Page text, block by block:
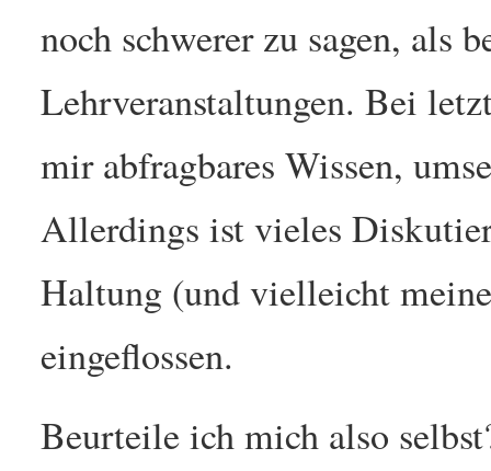
noch schwerer zu sagen, als
Lehrveranstaltungen. Bei
mir abfragbares Wissen,
Allerdings ist vieles
Haltung (und vielleicht
eingeflossen.
Beurteile ich mich also